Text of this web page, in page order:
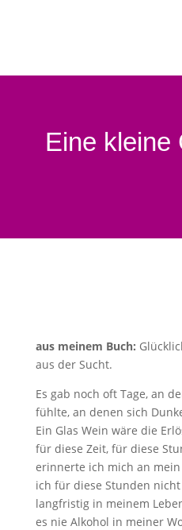
Eine kleine
aus meinem Buch:
aus der Sucht.
Es gab noch oft Tage, an
fühlte, an denen sich
Ein Glas Wein wäre die
für diese Zeit, für diese
erinnerte ich mich an
ich für diese Stunden
langfristig in meinem
es nie Alkohol in meiner